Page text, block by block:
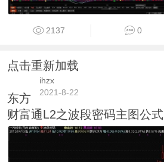
2137 0
点击重新加载
ihzx
2021-8-22
东方
财富通L2之波段密码主图公式